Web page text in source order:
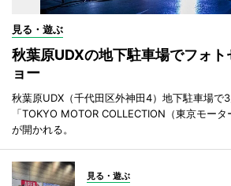
見る・遊ぶ
秋葉原UDXの地下駐車場でフォ
ョー
秋葉原UDX（千代田区外神田4）地下駐車場で
「TOKYO MOTOR COLLECTION（東京モー
が開かれる。
見る・遊ぶ